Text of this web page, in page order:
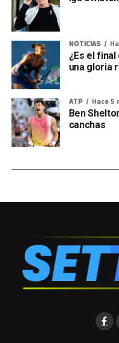
NOTICIAS
¿Es el
una gloria
ATP Hace 5
Ben
canchas